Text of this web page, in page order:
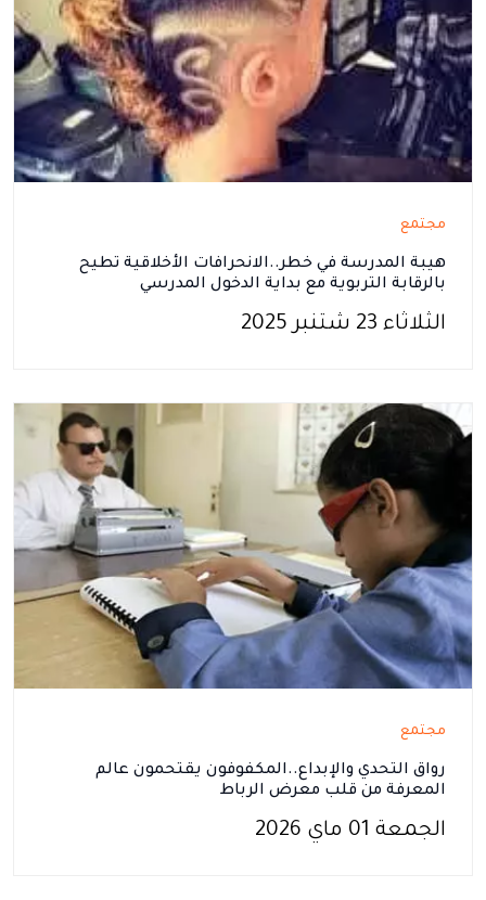
مجتمع
هيبة المدرسة في خطر..الانحرافات الأخلاقية تطيح
بالرقابة التربوية مع بداية الدخول المدرسي
الثلاثاء 23 شتنبر 2025
مجتمع
رواق التحدي والإبداع..المكفوفون يقتحمون عالم
المعرفة من قلب معرض الرباط
الجمعة 01 ماي 2026